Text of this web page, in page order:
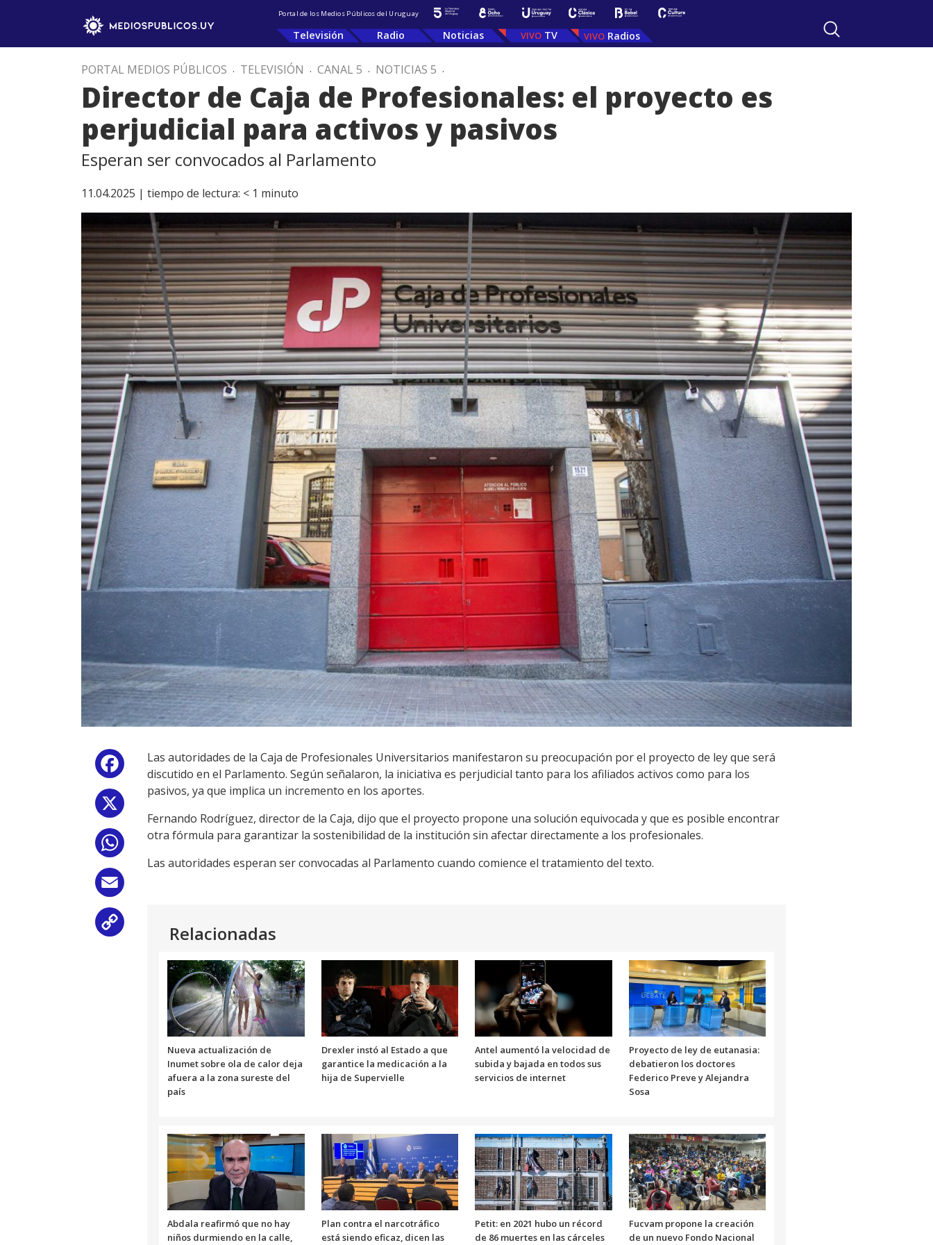
Portal de los Medios Públicos del Uruguay
Televisión Radio Noticias TV Radios
PORTAL MEDIOS PÚBLICOS . TELEVISIÓN . CANAL 5 . NOTICIAS 5 .
Director de Caja de Profesionales: el proyecto es
perjudicial para activos y pasivos
Esperan ser convocados al Parlamento
11.04.2025 | tiempo de lectura: < 1 minuto
Facebook
Las autoridades de la Caja de Profesionales Universitarios manifestaron su preocupación por el proyecto de ley que será
discutido en el Parlamento. Según señalaron, la iniciativa es perjudicial tanto para los afiliados activos como para los
pasivos, ya que implica un incremento en los aportes.
Fernando Rodríguez, director de la Caja, dijo que el proyecto propone una solución equivocada y que es posible encontrar
otra fórmula para garantizar la sostenibilidad de la institución sin afectar directamente a los profesionales.
Las autoridades esperan ser convocadas al Parlamento cuando comience el tratamiento del texto.
Relacionadas
Nueva actualización de
Inumet sobre ola de calor deja
afuera a la zona sureste del
país
Drexler instó al Estado a que
garantice la medicación a la
hija de Supervielle
Antel aumentó la velocidad de
subida y bajada en todos sus
servicios de internet
Proyecto de ley de eutanasia:
debatieron los doctores
Federico Preve y Alejandra
Sosa
Abdala reafirmó que no hay
niños durmiendo en la calle,
Plan contra el narcotráfico
está siendo eficaz, dicen las
Petit: en 2021 hubo un récord
de 86 muertes en las cárceles
Fucvam propone la creación
de un nuevo Fondo Nacional